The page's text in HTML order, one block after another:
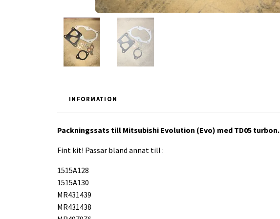
INFORMATION
Packningssats till Mitsubishi Evolution (Evo) med TD05 turbon.
Fint kit! Passar bland annat till :
1515A128
1515A130
MR431439
MR431438